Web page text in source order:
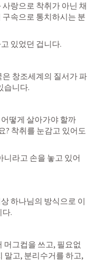
랑으로 착취가 아닌 채
속으로 통치하시는 분
있었던 겁니다.
창조세계의 질서가 파
습니다.
떻게 살아가야 할까
? 착취를 눈감고 있어도
니라고 손을 놓고 있어
하나님의 방식으로 이
.
머그컵을 쓰고, 필요없
말고, 분리수거를 하고,